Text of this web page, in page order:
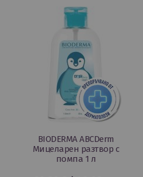
BIODERMA ABCDerm
Мицеларен разтвор с
помпа 1 л